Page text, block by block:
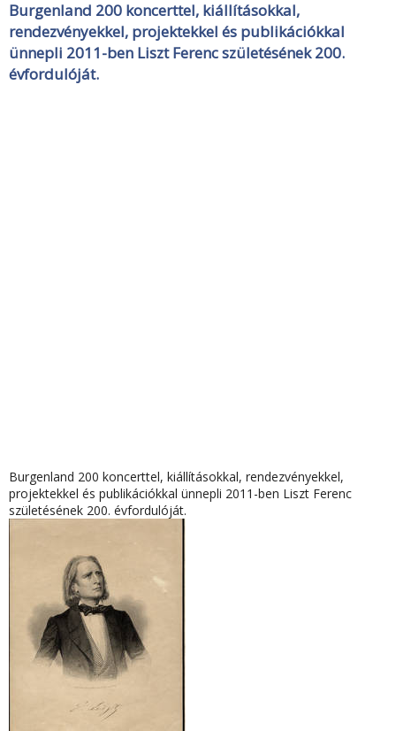
Burgenland 200 koncerttel, kiállításokkal,
rendezvényekkel, projektekkel és publikációkkal
ünnepli 2011-ben Liszt Ferenc születésének 200.
évfordulóját.
Burgenland 200 koncerttel, kiállításokkal, rendezvényekkel,
projektekkel és publikációkkal ünnepli 2011-ben Liszt Ferenc
születésének 200. évfordulóját.